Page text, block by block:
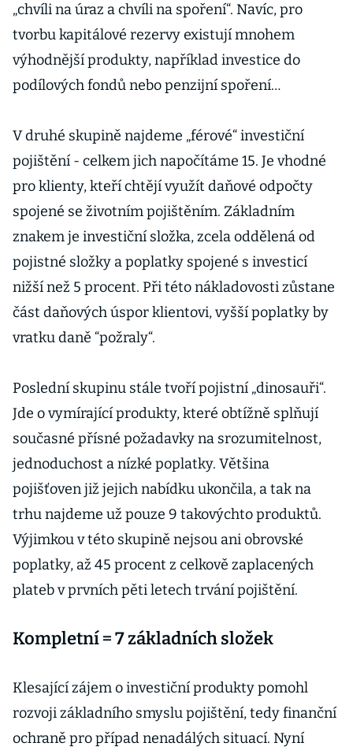
„chvíli na úraz a chvíli na spoření“. Navíc, pro
tvorbu kapitálové rezervy existují mnohem
výhodnější produkty, například investice do
podílových fondů nebo penzijní spoření…
V druhé skupině najdeme „férové“ investiční
pojištění - celkem jich napočítáme 15. Je vhodné
pro klienty, kteří chtějí využít daňové odpočty
spojené se životním pojištěním. Základním
znakem je investiční složka, zcela oddělená od
pojistné složky a poplatky spojené s investicí
nižší než 5 procent. Při této nákladovosti zůstane
část daňových úspor klientovi, vyšší poplatky by
vratku daně “požraly“.
Poslední skupinu stále tvoří pojistní „dinosauři“.
Jde o vymírající produkty, které obtížně splňují
současné přísné požadavky na srozumitelnost,
jednoduchost a nízké poplatky. Většina
pojišťoven již jejich nabídku ukončila, a tak na
trhu najdeme už pouze 9 takovýchto produktů.
Výjimkou v této skupině nejsou ani obrovské
poplatky, až 45 procent z celkově zaplacených
plateb v prvních pěti letech trvání pojištění.
Kompletní = 7 základních složek
Klesající zájem o investiční produkty pomohl
rozvoji základního smyslu pojištění, tedy finanční
ochraně pro případ nenadálých situací. Nyní